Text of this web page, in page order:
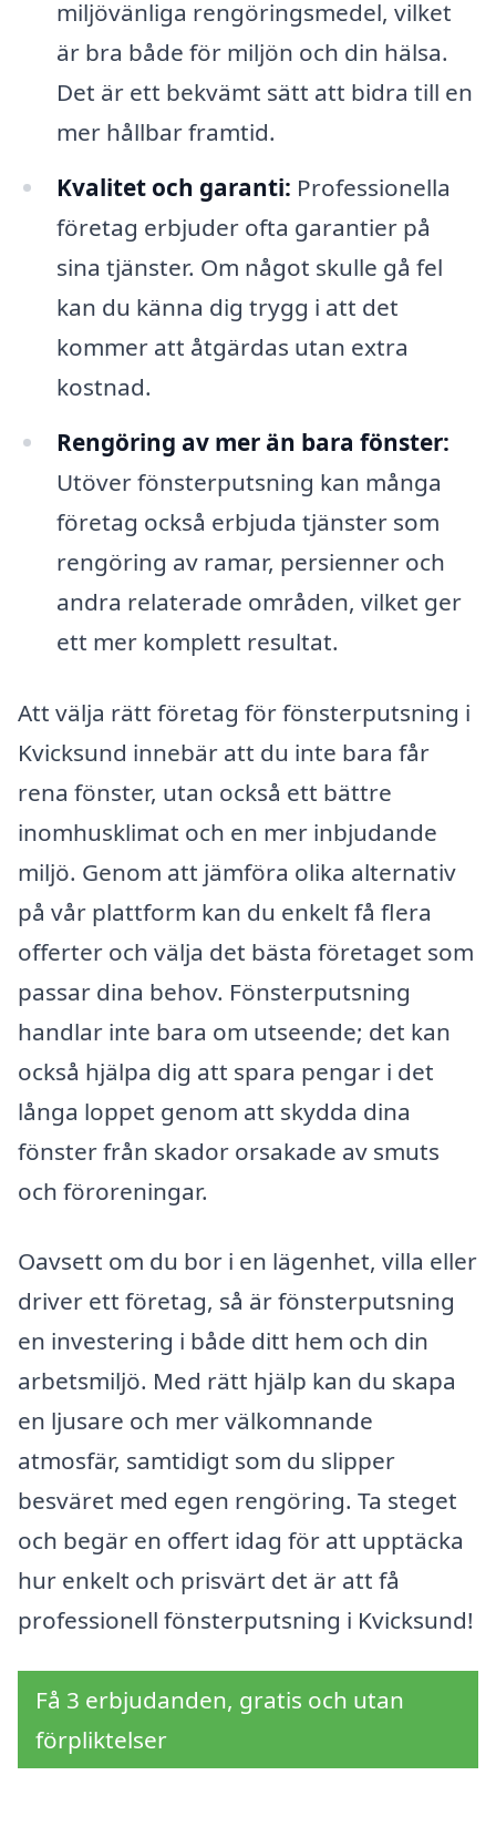
miljövänliga rengöringsmedel, vilket
är bra både för miljön och din hälsa.
Det är ett bekvämt sätt att bidra till en
mer hållbar framtid.
Kvalitet och garanti: Professionella
företag erbjuder ofta garantier på
sina tjänster. Om något skulle gå fel
kan du känna dig trygg i att det
kommer att åtgärdas utan extra
kostnad.
Rengöring av mer än bara fönster:
Utöver fönsterputsning kan många
företag också erbjuda tjänster som
rengöring av ramar, persienner och
andra relaterade områden, vilket ger
ett mer komplett resultat.
Att välja rätt företag för fönsterputsning i
Kvicksund innebär att du inte bara får
rena fönster, utan också ett bättre
inomhusklimat och en mer inbjudande
miljö. Genom att jämföra olika alternativ
på vår plattform kan du enkelt få flera
offerter och välja det bästa företaget som
passar dina behov. Fönsterputsning
handlar inte bara om utseende; det kan
också hjälpa dig att spara pengar i det
långa loppet genom att skydda dina
fönster från skador orsakade av smuts
och föroreningar.
Oavsett om du bor i en lägenhet, villa eller
driver ett företag, så är fönsterputsning
en investering i både ditt hem och din
arbetsmiljö. Med rätt hjälp kan du skapa
en ljusare och mer välkomnande
atmosfär, samtidigt som du slipper
besväret med egen rengöring. Ta steget
och begär en offert idag för att upptäcka
hur enkelt och prisvärt det är att få
professionell fönsterputsning i Kvicksund!
Få 3 erbjudanden, gratis och utan
förpliktelser